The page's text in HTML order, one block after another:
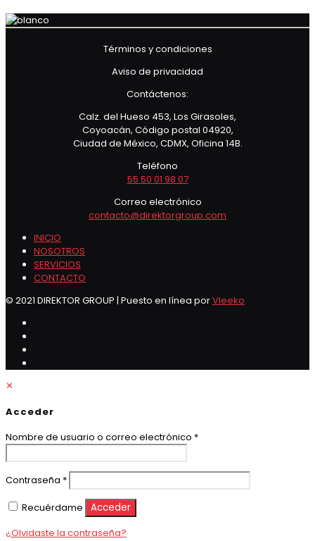
Términos y condiciones
Aviso de privacidad
Contáctenos:
Calz. del Hueso 453, Los Girasoles,
Coyoacán, Código postal 04920,
Ciudad de México, CDMX, Oficina 14B.
Teléfono
55 50 01 98 07
Correo electrónico
contacto@direktorgroup.com
INICIO
NOSOTROS
SERVICIOS
CONTACTO
© 2021 DIREKTOR GROUP | Puesto en línea porVleeko
✕
Acceder
Nombre de usuario o correo electrónico *Obligatorio
Contraseña *Obligatorio
Recuérdame
Acceder
¿Olvidaste la contraseña?